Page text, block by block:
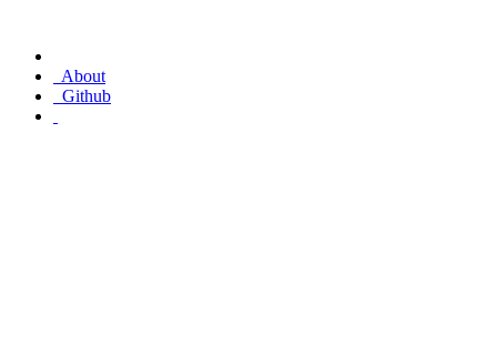
About
Github